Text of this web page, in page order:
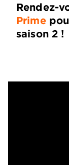
Rendez-
Prime
saison 2 !